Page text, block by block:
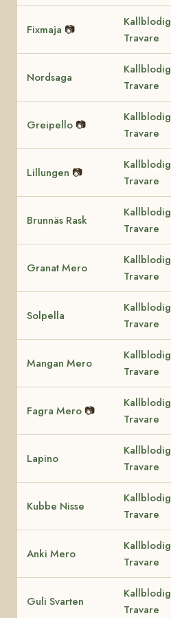
Fixmaja 📷
Kallblodig
Travare
Nordsaga
Kallblodig
Travare
Greipello 📷
Kallblodig
Travare
Lillungen 📷
Kallblodig
Travare
Brunnäs Rask
Kallblodig
Travare
Granat Mero
Kallblodig
Travare
Solpella
Kallblodig
Travare
Mangan Mero
Kallblodig
Travare
Fagra Mero 📷
Kallblodig
Travare
Lapino
Kallblodig
Travare
Kubbe Nisse
Kallblodig
Travare
Anki Mero
Kallblodig
Travare
Guli Svarten
Kallblodig
Travare